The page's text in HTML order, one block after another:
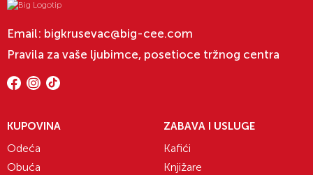
Email: bigkrusevac@big-cee.com
Pravila za vaše ljubimce, posetioce tržnog centra
KUPOVINA
Odeća
Obuća
ZABAVA I USLUGE
Kafići
Knjižare